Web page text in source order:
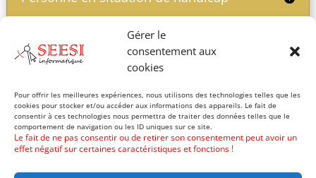
Gérer le
consentement aux
cookies
Pour offrir les meilleures expériences, nous utilisons des technologies telles que les
cookies pour stocker et/ou accéder aux informations des appareils. Le fait de
consentir à ces technologies nous permettra de traiter des données telles que le
comportement de navigation ou les ID uniques sur ce site.
Le fait de ne pas consentir ou de retirer son consentement peut avoir un
effet négatif sur certaines caractéristiques et fonctions !
Prix de la formation
Nos formations :
AutoCAD
Draftsight
GstarCAD Intelliplus